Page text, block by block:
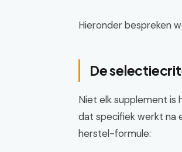
Hieronder bespreken
De
Niet elk supplement is
dat specifiek werkt na
herstel-formule: